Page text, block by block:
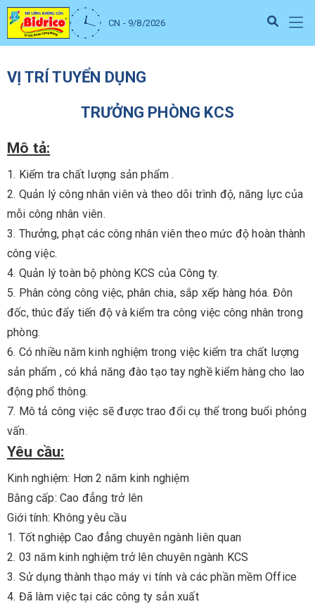
CN - 9/8/2026
VỊ TRÍ TUYỂN DỤNG
TRƯỞNG PHÒNG KCS
Mô tả:
1. Kiểm tra chất lượng sản phẩm .
2. Quản lý công nhân viên và theo dõi trình độ, năng lực của
mỗi công nhân viên.
3. Thưởng, phạt các công nhân viên theo mức độ hoàn thành
công việc.
4. Quản lý toàn bộ phòng KCS của Công ty.
5. Phân công công việc, phân chia, sắp xếp hàng hóa. Đôn
đốc, thúc đẩy tiến độ và kiểm tra công việc công nhân trong
phòng.
6. Có nhiều năm kinh nghiệm trong việc kiểm tra chất lượng
sản phẩm , có khả năng đào tạo tay nghề kiểm hàng cho lao
động phổ thông.
7. Mô tả công việc sẽ được trao đổi cụ thể trong buổi phỏng
vấn.
Yêu cầu:
Kinh nghiệm: Hơn 2 năm kinh nghiệm
Bằng cấp: Cao đẳng trở lên
Giới tính: Không yêu cầu
1. Tốt nghiệp Cao đẳng chuyên ngành liên quan
2. 03 năm kinh nghiệm trở lên chuyên ngành KCS
3. Sử dụng thành thạo máy vi tính và các phần mềm Office
4. Đã làm việc tại các công ty sản xuất